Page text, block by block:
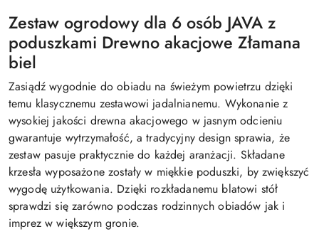
Zestaw ogrodowy dla 6 osób JAVA z
poduszkami Drewno akacjowe Złamana
biel
Zasiądź wygodnie do obiadu na świeżym powietrzu dzięki
temu klasycznemu zestawowi jadalnianemu. Wykonanie z
wysokiej jakości drewna akacjowego w jasnym odcieniu
gwarantuje wytrzymałość, a tradycyjny design sprawia, że
zestaw pasuje praktycznie do każdej aranżacji. Składane
krzesła wyposażone zostały w miękkie poduszki, by zwiększyć
wygodę użytkowania. Dzięki rozkładanemu blatowi stół
sprawdzi się zarówno podczas rodzinnych obiadów jak i
imprez w większym gronie.